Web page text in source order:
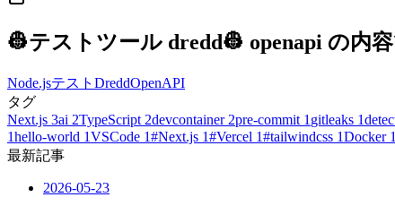
👷テストツール dredd👷 openapi の内
Node.jsテスト DreddOpenAPI
タグ
Next.js 3ai 2TypeScript 2devcontainer 2pre-commit 1 gitleaks 1
1hello-world 1VSCode 1#Next.js 1#Vercel 1#tailwindcss 1Docker 1
最新記事
2026-05-23